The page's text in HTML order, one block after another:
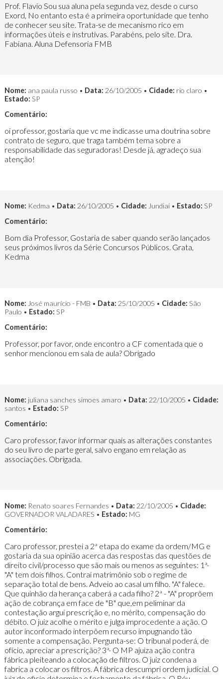
Prof. Flavio Sou sua aluna pela segunda vez, desde o curso
Exord, No entanto esta é a primeira oportunidade que tenho
de conhecer seu site. Trata-se de mecanismo rico em
informações úteis e instrutivas. Parabéns, pelo site. Dra.
Fabiana. Aluna Defensoria FMB
Nome: ana paula russo • Data: 26/10/2005 • Cidade: rio claro •
Estado: SP
Comentário:
oi professor, gostaria que vc me indicasse uma doutrina sobre
contrato de seguro, que traga também tema sobre a
responsabilidade das seguradoras! Desde já, agradeço sua
atenção!
Nome: Kedma • Data: 26/10/2005 • Cidade: Jundiaí • Estado: SP
Comentário:
Bom dia Professor, Gostaria de saber quando serão lançados
seus próximos livros da Série Concursos Públicos. Grata,
Kedma
Nome: José maurício - FMB • Data: 25/10/2005 • Cidade: São
Paulo • Estado: SP
Comentário:
Professor, por favor, onde encontro a CF comentada que o
senhor mencionou em sala de aula? Obrigado
Nome: juliana sanches simoes amaro • Data: 22/10/2005 • Cidade:
santos • Estado: SP
Comentário:
Caro professor, favor informar quais as alterações constantes
do seu livro de parte geral, salvo engano em relação as
associações. Obrigada.
Nome: Renato soares Fernandes • Data: 22/10/2005 • Cidade:
GOVERNADOR VALADARES • Estado: MG
Comentário:
Caro professor, prestei a 2ª etapa do exame da ordem/MG e
gostaria da sua opinião acerca das respostas das questões de
direito civil/processo que são mais ou menos as seguintes: 1ª-
"A" tem dois filhos. Contrai matrimônio sob o regime de
separação total de bens. Adveio ao casal um filho. "A" falece.
Que quinhão da herança caberá a cada filho? 2ª - "A" proprõem
ação de cobrança em face de "B" que,em peliminar da
contestação argui prescrição e, no mérito, compensação do
débito. O juiz acolhe o mérito e julga improcedente a ação. O
autor inconformado interpõem recurso impugnando tão
somente a compensação. Pergunta-se: O tribunal poderá, de
ofício, apreciar a prescrição? 3ª- O MP ajuiza ação contra
fábrica pleiteando a colocação de filtros. O juiz condena a
fabrica a colocar os filtros. A fábrica descumpri ordem judicial. O